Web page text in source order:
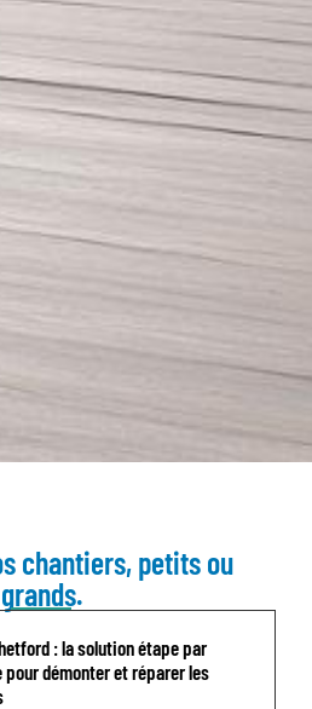
chantiers, petits ou
grands.
: la solution étape par
pour démonter et réparer les